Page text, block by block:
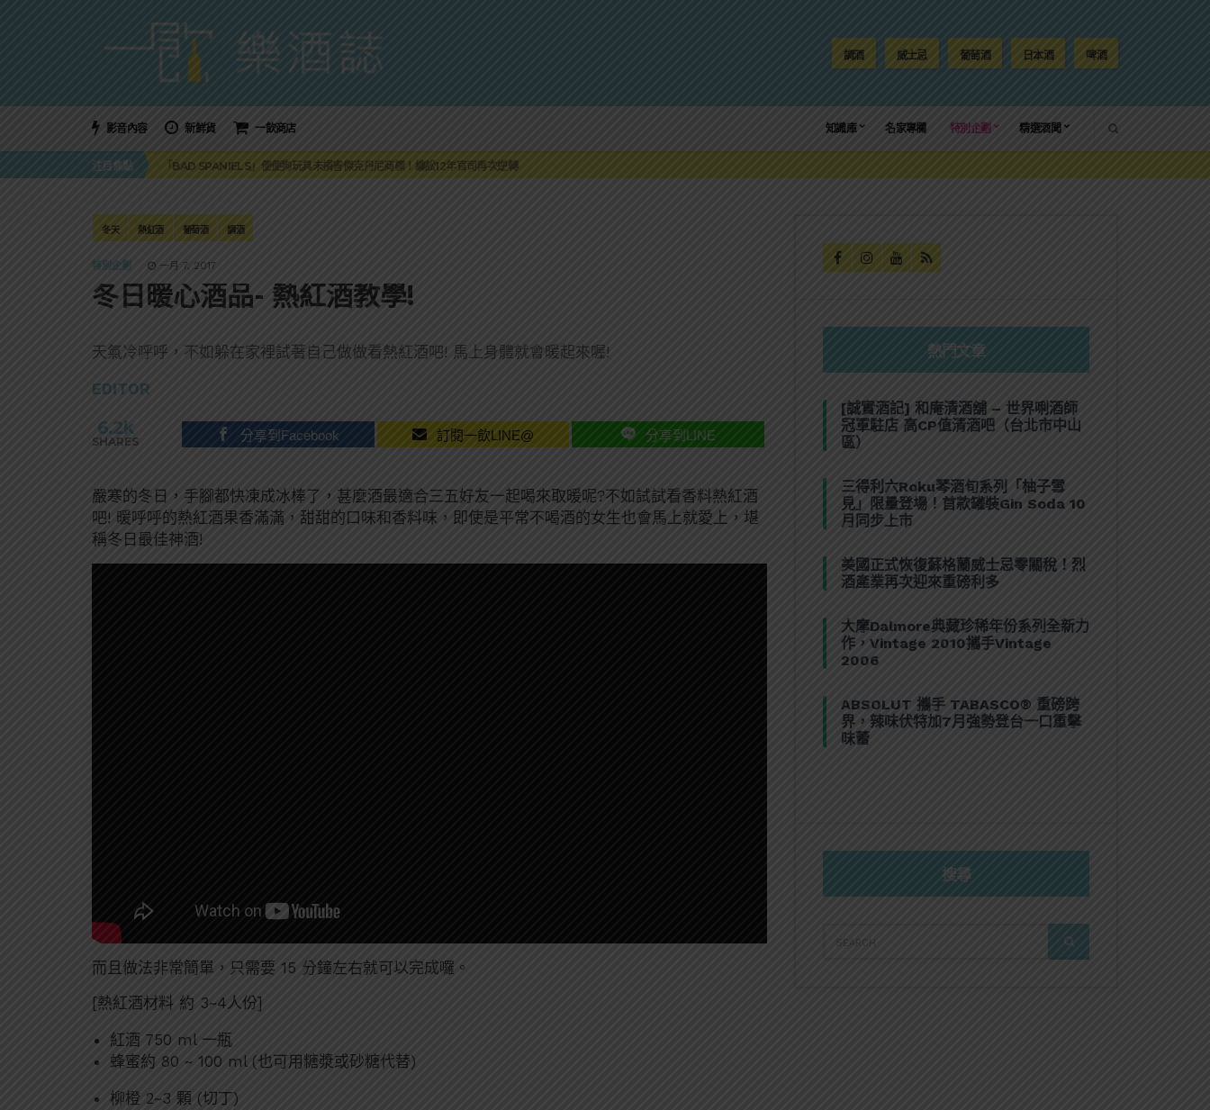
調酒 威士忌 葡萄酒 日本酒 啤酒
影音內容 新鮮貨 一飲商店 知識庫 名家專欄 特別企劃 精選酒聞
注目焦點
三得利六ROKU琴酒旬系列「柚子雪見」限量登場！首款罐裝GIN SODA 10月同步上市
「BAD SPANIELS」便便狗玩具未損害傑克丹尼商標！纏訟12年官司再次逆轉
麥卡倫 THE HARMONY COLLECTION 第六版最終章 -《椰風煖韻》
「MONSTER NIGHT OUT 魔爪特調之夜」盛夏刮起派對旋風！
三得利六ROKU琴酒旬系列「柚子雪見」限量登場！首款罐裝GIN SODA 10月同步上市
「BAD SPANIELS」便便狗玩具未損害傑克丹尼商標！纏訟12年官司再次逆轉
冬天 熱紅酒 葡萄酒 調酒
特別企劃 一月 7, 2017
冬日暖心酒品- 熱紅酒教學!
天氣冷呼呼，不如躲在家裡試著自己做做看熱紅酒吧! 馬上身體就會暖起來喔!
EDITOR
6.2k
SHARES 分享到Facebook 訂閱一飲LINE@ 分享到LINE
嚴寒的冬日，手腳都快凍成冰棒了，甚麼酒最適合三五好友一起喝來取暖呢?不如試試看香料熱紅酒
吧! 暖呼呼的熱紅酒果香滿滿，甜甜的口味和香料味，即使是平常不喝酒的女生也會馬上就愛上，堪
稱冬日最佳神酒!
而且做法非常簡單，只需要 15 分鐘左右就可以完成囉。
[熱紅酒材料 約 3~4人份]
紅酒 750 ml 一瓶
蜂蜜約 80 ~ 100 ml (也可用糖漿或砂糖代替)
柳橙 2~3 顆 (切丁)
熱門文章
[誠實酒記] 和庵清酒舖 – 世界唎酒師
冠軍駐店 高CP值清酒吧（台北市中山
區）
三得利六Roku琴酒旬系列「柚子雪
見」限量登場！首款罐裝Gin Soda 10
月同步上市
美國正式恢復蘇格蘭威士忌零關稅！烈
酒產業再次迎來重磅利多
大摩Dalmore典藏珍稀年份系列全新力
作，Vintage 2010攜手Vintage
2006
ABSOLUT 攜手 TABASCO® 重磅跨
界，辣味伏特加7月強勢登台一口重擊
味蕾
搜尋
FOR:
SEARCH